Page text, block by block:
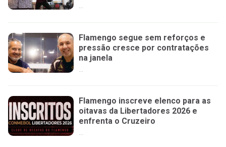
...
Flamengo segue sem reforços e
pressão cresce por contratações
na janela
Flamengo inscreve elenco para as
oitavas da Libertadores 2026 e
enfrenta o Cruzeiro
...